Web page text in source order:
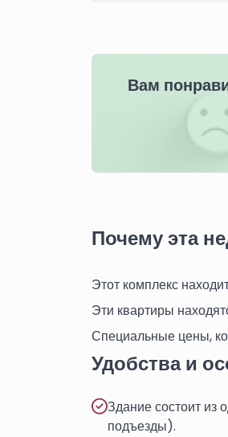
Вам
Почему эта
Этот комплекс
Эти квартиры
Специальные цены,
Удобства и
Здание состоит из
подъезды).